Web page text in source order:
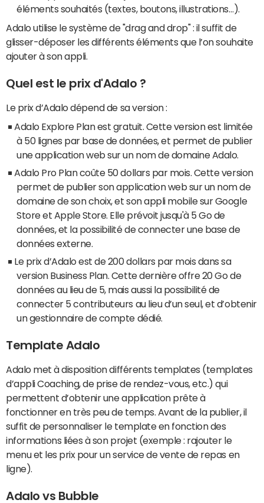
éléments souhaités (textes, boutons, illustrations…).
Adalo utilise le système de "drag and drop" : il suffit de
glisser-déposer les différents éléments que l’on souhaite
ajouter à son appli.
Quel est le prix d'Adalo ?
Le prix d’Adalo dépend de sa version :
Adalo Explore Plan est gratuit. Cette version est limitée
à 50 lignes par base de données, et permet de publier
une application web sur un nom de domaine Adalo.
Adalo Pro Plan coûte 50 dollars par mois. Cette version
permet de publier son application web sur un nom de
domaine de son choix, et son appli mobile sur Google
Store et Apple Store. Elle prévoit jusqu'à 5 Go de
données, et la possibilité de connecter une base de
données externe.
Le prix d’Adalo est de 200 dollars par mois dans sa
version Business Plan. Cette dernière offre 20 Go de
données au lieu de 5, mais aussi la possibilité de
connecter 5 contributeurs au lieu d’un seul, et d’obtenir
un gestionnaire de compte dédié.
Template Adalo
Adalo met à disposition différents templates (templates
d’appli Coaching, de prise de rendez-vous, etc.) qui
permettent d’obtenir une application prête à
fonctionner en très peu de temps. Avant de la publier, il
suffit de personnaliser le template en fonction des
informations liées à son projet (exemple : rajouter le
menu et les prix pour un service de vente de repas en
ligne).
Adalo vs Bubble